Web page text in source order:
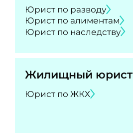
Юрист по разводу
Юрист по алиментам
Юрист по наследству
Жилищный юрист
Юрист по ЖКХ